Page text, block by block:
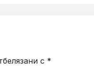
с *